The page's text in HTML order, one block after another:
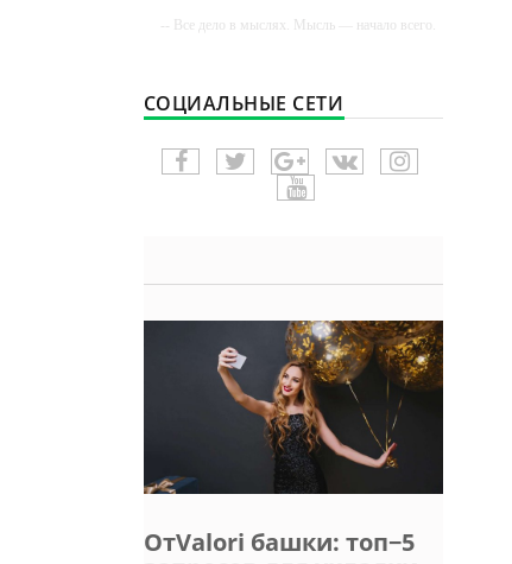
-- Все дело в мыслях. Мысль — начало всего.
-- Идите уверенно по направлению к мечте.
придумали.
-- Самое большое богатство — это ум. Самая
большая нищета — глупость. Из всех страхов
-- Люблю давать советы и очень не люблю,
когда их дают мне.
СОЦИАЛЬНЫЕ СЕТИ
ОтValori башки: топ−5